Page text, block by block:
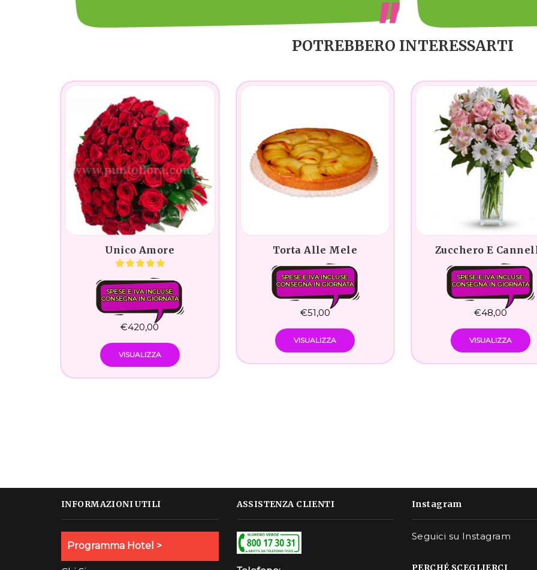
POTREBBERO INTERESSARTI
Unico Amore
SPESE E IVA INCLUSE.
CONSEGNA IN GIORNATA
€420,00
VISUALIZZA
Torta Alle Mele
SPESE E IVA INCLUSE.
CONSEGNA IN GIORNATA
€51,00
VISUALIZZA
Zucchero E
SPESE E IVA INCLUSE.
CONSEGNA IN GIORNATA
€48,00
VISUALIZZA
INFORMAZIONI UTILI
Programma Hotel >
ASSISTENZA CLIENTI Instagram
Seguici su Instagram
PERCHÉ SCEGLIERCI